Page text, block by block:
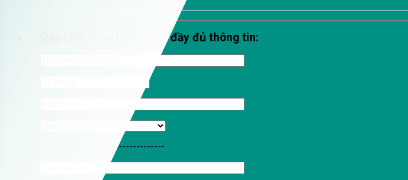
Qúy khách vui lòng nhập đầy đủ thông tin:
-----------------------------------